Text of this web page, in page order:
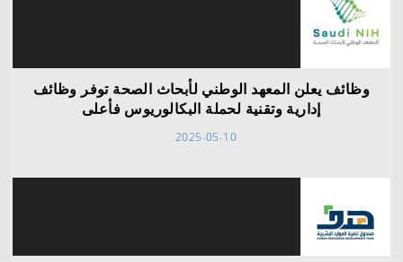
وظائف يعلن المعهد الوطني لأبحاث الصحة توفر وظائف
إدارية وتقنية لحملة البكالوريوس فأعلى
2025-05-10